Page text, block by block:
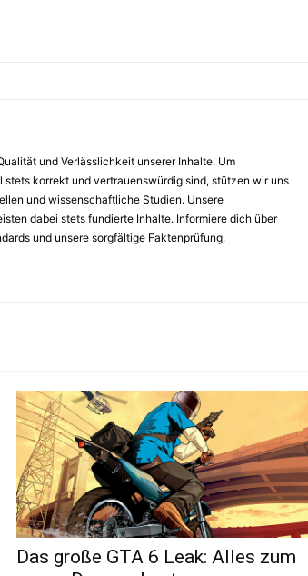
und Verlässlichkeit unserer Inhalte. Um
korrekt und vertrauenswürdig sind, stützen wir uns
und wissenschaftliche Studien. Unsere
dabei stets fundierte Inhalte. Informiere dich über
und unsere sorgfältige Faktenprüfung.
Das große GTA 6 Leak: Alles zum